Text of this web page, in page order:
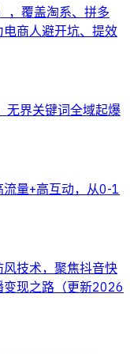
，覆盖淘系、拼多
商人避开坑、提效
无界关键词全域起爆
量+高互动，从0-1
技术，聚焦抖音快
现之路（更新2026